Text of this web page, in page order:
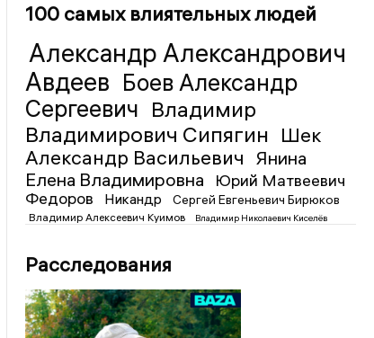
100 самых влиятельных людей
Александр Александрович
Авдеев Боев Александр
Сергеевич Владимир
Владимирович Сипягин Шек
Александр Васильевич
Янина
Елена Владимировна
Юрий Матвеевич
Федоров
Никандр Сергей Евгеньевич Бирюков
Владимир Алексеевич Куимов Владимир Николаевич Киселёв
Расследования